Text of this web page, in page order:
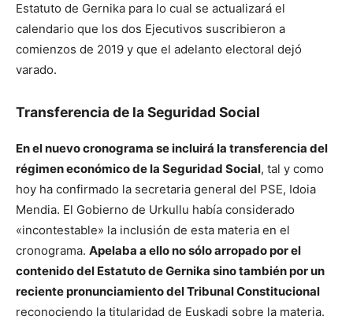
Estatuto de Gernika para lo cual se actualizará el
calendario que los dos Ejecutivos suscribieron a
comienzos de 2019 y que el adelanto electoral dejó
varado.
Transferencia de la Seguridad Social
En el nuevo cronograma se incluirá la transferencia del
régimen económico de la Seguridad Social, tal y como
hoy ha confirmado la secretaria general del PSE, Idoia
Mendia. El Gobierno de Urkullu había considerado
«incontestable» la inclusión de esta materia en el
cronograma. Apelaba a ello no sólo arropado por el
contenido del Estatuto de Gernika sino también por un
reciente pronunciamiento del Tribunal Constitucional
reconociendo la titularidad de Euskadi sobre la materia.